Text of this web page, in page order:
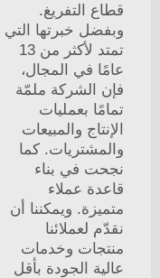
قطاع التفريغ.
وبفضل خبرتها التي
تمتد لأكثر من 13
عامًا في المجال،
فإن الشركة ملمّة
تمامًا بعمليات
الإنتاج والمبيعات
والمشتريات. كما
نجحت في بناء
قاعدة عملاء
متميزة. ويمكننا أن
نقدّم لعملائنا
منتجات وخدمات
عالية الجودة بأقل